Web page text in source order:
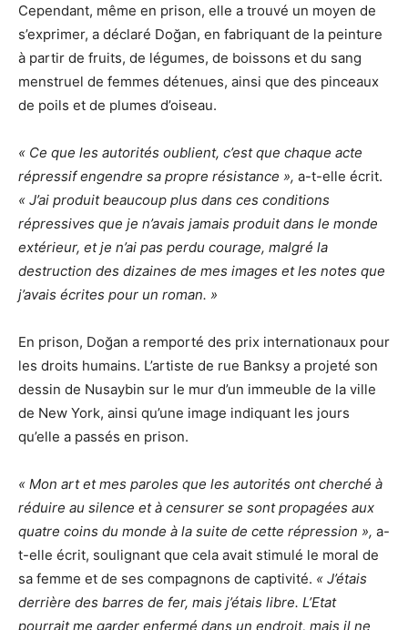
Cependant, même en prison, elle a trouvé un moyen de
s’exprimer, a déclaré Doğan, en fabriquant de la peinture
à partir de fruits, de légumes, de boissons et du sang
menstruel de femmes détenues, ainsi que des pinceaux
de poils et de plumes d’oiseau.
« Ce que les autorités oublient, c’est que chaque acte
répressif engendre sa propre résistance », a-t-elle écrit.
« J’ai produit beaucoup plus dans ces conditions
répressives que je n’avais jamais produit dans le monde
extérieur, et je n’ai pas perdu courage, malgré la
destruction des dizaines de mes images et les notes que
j’avais écrites pour un roman. »
En prison, Doğan a remporté des prix internationaux pour
les droits humains. L’artiste de rue Banksy a projeté son
dessin de Nusaybin sur le mur d’un immeuble de la ville
de New York, ainsi qu’une image indiquant les jours
qu’elle a passés en prison.
« Mon art et mes paroles que les autorités ont cherché à
réduire au silence et à censurer se sont propagées aux
quatre coins du monde à la suite de cette répression », a-
t-elle écrit, soulignant que cela avait stimulé le moral de
sa femme et de ses compagnons de captivité. « J’étais
derrière des barres de fer, mais j’étais libre. L’Etat
pourrait me garder enfermé dans un endroit, mais il ne